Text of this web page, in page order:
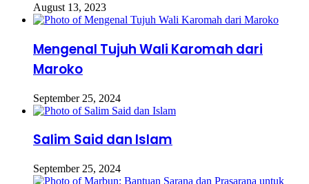
August 13, 2023
Mengenal Tujuh Wali Karomah dari
Maroko
September 25, 2024
Salim Said dan Islam
September 25, 2024